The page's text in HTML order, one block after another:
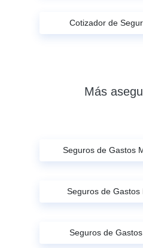
Cotizador de
Más
Seguros de Gastos
Seguros de Gastos
Seguros de